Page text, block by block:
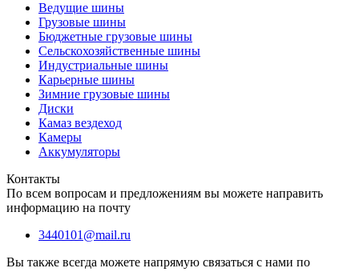
Ведущие шины
Грузовые шины
Бюджетные грузовые шины
Сельскохозяйственные шины
Индустриальные шины
Карьерные шины
Зимние грузовые шины
Диски
Камаз вездеход
Камеры
Аккумуляторы
Контакты
По всем вопросам и предложениям вы можете направить
информацию на почту
3440101@mail.ru
Вы также всегда можете напрямую связаться с нами по